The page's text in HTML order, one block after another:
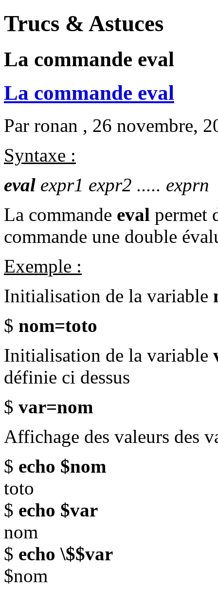
Trucs & Astuces
La commande eval
La commande eval
Par ronan , 26 novembre,
Syntaxe :
eval expr1 expr2 ..... exprn
La commande eval permet
commande une double
Exemple :
Initialisation de la variable
$ nom=toto
Initialisation de la variable
définie ci dessus
$ var=nom
Affichage des valeurs des
$ echo $nom
toto
$ echo $var
nom
$ echo \$$var
$nom